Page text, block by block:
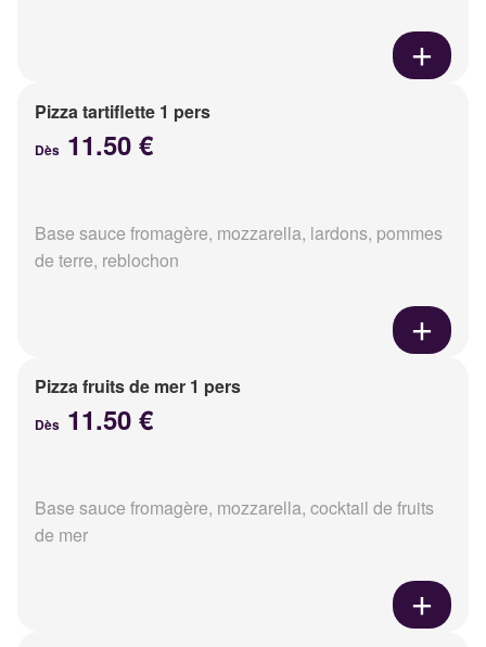
Pizza tartiflette 1 pers
Dès 11.50 €
Base sauce fromagère, mozzarella, lardons, pommes
de terre, reblochon
Pizza fruits de mer 1 pers
Dès 11.50 €
Base sauce fromagère, mozzarella, cocktail de fruits
de mer